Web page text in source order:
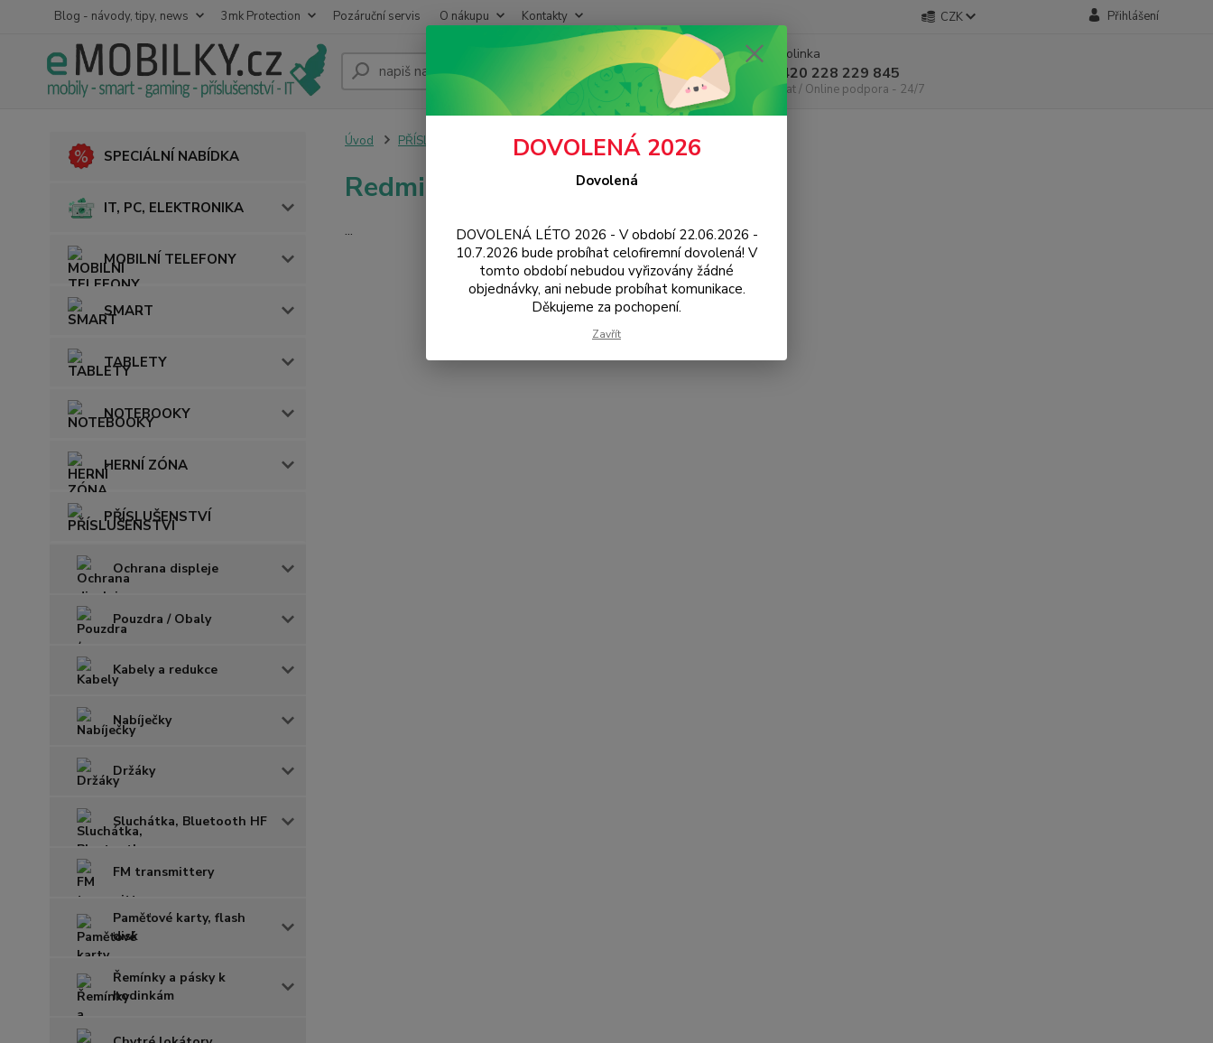
Blog - návody, tipy, news 3mk Protection Pozáruční servis O nákupu Kontakty CZK Přihlášení
Hledat
Infolinka
+420 228 229 845
Chat / Online podpora - 24/7
SPECIÁLNÍ NABÍDKA
IT, PC, ELEKTRONIKA
MOBILNÍ TELEFONY
SMART
TABLETY
NOTEBOOKY
HERNÍ ZÓNA
PŘÍSLUŠENSTVÍ
Ochrana displeje
Pouzdra / Obaly
Kabely a redukce
Nabíječky
Držáky
Sluchátka, Bluetooth HF
FM transmittery
Paměťové karty, flash
disk
Řemínky a pásky k
hodinkám
Úvod PŘÍSLUŠENSTVÍ Baterie Xiaomi Redmi 7
Redmi 7
...
DOVOLENÁ 2026
Dovolená
DOVOLENÁ LÉTO 2026 - V období 22.06.2026 -
10.7.2026 bude probíhat celofiremní dovolená! V
tomto období nebudou vyřizovány žádné
objednávky, ani nebude probíhat komunikace.
Děkujeme za pochopení.
Zavřít